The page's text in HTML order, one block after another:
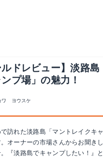
ルドレビュー】淡路
プ場」の魅力！
ワ ヨウスケ
訪れた淡路島「マントレイクキ
オーナーの市場さんからお聞き
『淡路島でキャンプしたい！』